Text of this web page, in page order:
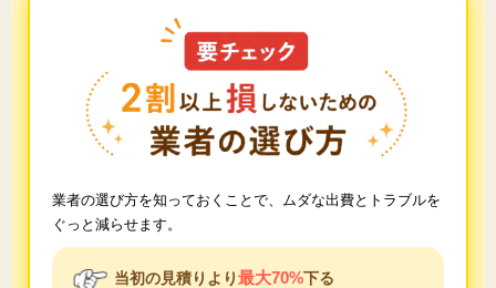
業者の選び方を知っておくことで、ムダな出費とトラブルを
ぐっと減らせます。
当初の見積りより最大70%下る